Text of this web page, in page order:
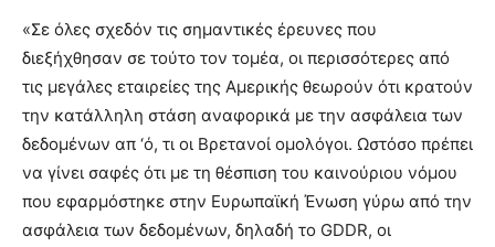
«Σε όλες σχεδόν τις σημαντικές έρευνες που
διεξήχθησαν σε τούτο τον τομέα, οι περισσότερες από
τις μεγάλες εταιρείες της Αμερικής θεωρούν ότι κρατούν
την κατάλληλη στάση αναφορικά με την ασφάλεια των
δεδομένων απ ‘ό, τι οι Βρετανοί ομολόγοι. Ωστόσο πρέπει
να γίνει σαφές ότι με τη θέσπιση του καινούριου νόμου
που εφαρμόστηκε στην Ευρωπαϊκή Ένωση γύρω από την
ασφάλεια των δεδομένων, δηλαδή το GDDR, οι